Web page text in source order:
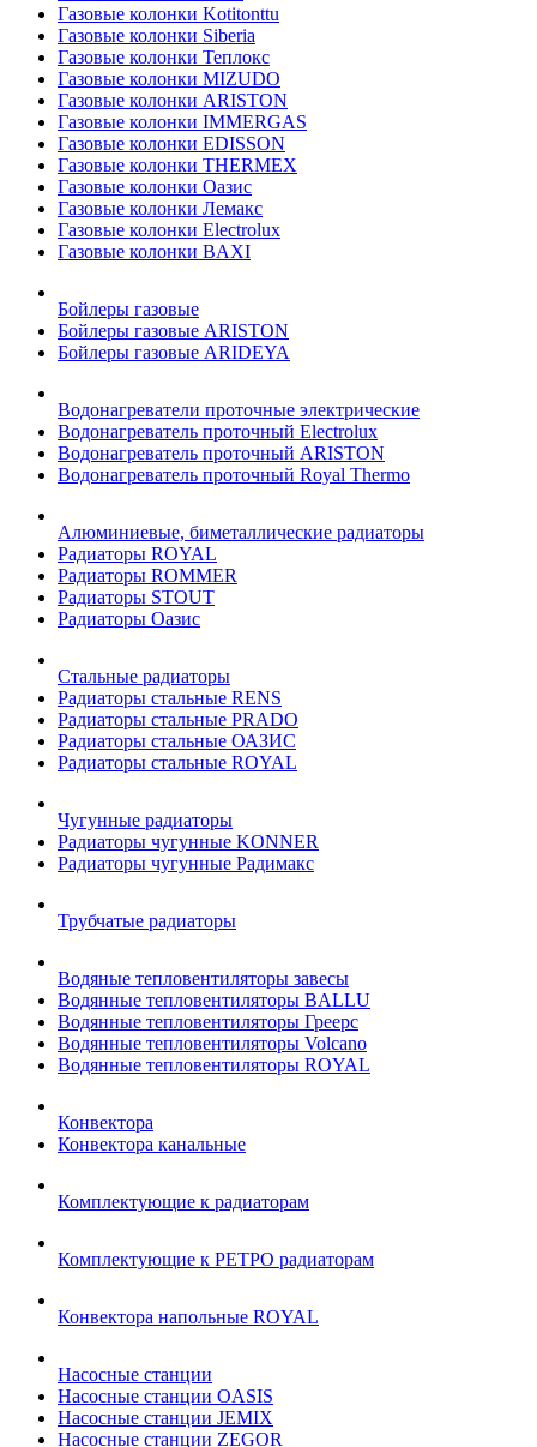
Газовые колонки Kotitonttu
Газовые колонки Siberia
Газовые колонки Теплокс
Газовые колонки MIZUDO
Газовые колонки ARISTON
Газовые колонки IMMERGAS
Газовые колонки EDISSON
Газовые колонки THERMEX
Газовые колонки Оазис
Газовые колонки Лемакс
Газовые колонки Electrolux
Газовые колонки BAXI
Бойлеры газовые
Бойлеры газовые ARISTON
Бойлеры газовые ARIDEYA
Водонагреватели проточные электрические
Водонагреватель проточный Electrolux
Водонагреватель проточный ARISTON
Водонагреватель проточный Royal Thermo
Алюминиевые, биметаллические радиаторы
Радиаторы ROYAL
Радиаторы ROMMER
Радиаторы STOUT
Радиаторы Оазис
Стальные радиаторы
Радиаторы стальные RENS
Радиаторы стальные PRADO
Радиаторы стальные ОАЗИС
Радиаторы стальные ROYAL
Чугунные радиаторы
Радиаторы чугунные KONNER
Радиаторы чугунные Радимакс
Трубчатые радиаторы
Водяные тепловентиляторы завесы
Водянные тепловентиляторы BALLU
Водянные тепловентиляторы Греерс
Водянные тепловентиляторы Volcano
Водянные тепловентиляторы ROYAL
Конвектора
Конвектора канальные
Комплектующие к радиаторам
Комплектующие к РЕТРО радиаторам
Конвектора напольные ROYAL
Насосные станции
Насосные станции OASIS
Насосные станции JEMIX
Насосные станции ZEGOR